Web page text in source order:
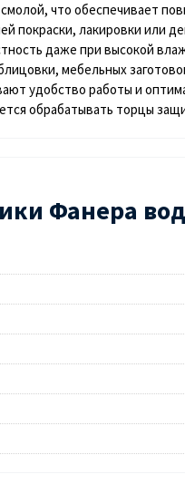
что обеспечивает
покраски, лакировки или
даже при высокой
мебельных
удобство работы и
обрабатывать торцы
Фанера